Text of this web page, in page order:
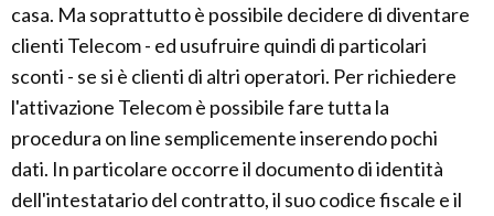
casa. Ma soprattutto è possibile decidere di diventare
clienti Telecom - ed usufruire quindi di particolari
sconti - se si è clienti di altri operatori. Per richiedere
l'attivazione Telecom è possibile fare tutta la
procedura on line semplicemente inserendo pochi
dati. In particolare occorre il documento di identità
dell'intestatario del contratto, il suo codice fiscale e il